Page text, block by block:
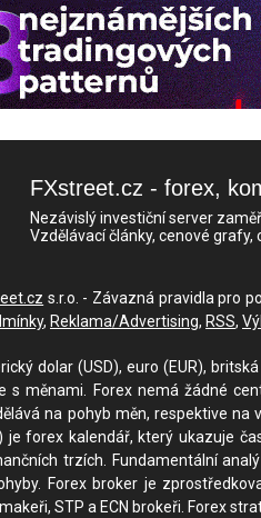
FXstreet.cz - forex,
Nezávislý investiční server
Vzdělávací články, cenové
s.r.o. - Závazná pravidla pro
, Reklama/Advertising, RSS,
dolar (USD), euro (EUR),
s měnami. Forex nemá žádné
na pohyb měn, respektive
je forex kalendář, který ukazuje
trzích. Fundamentální
Forex broker je
STP a ECN brokeři. Forex